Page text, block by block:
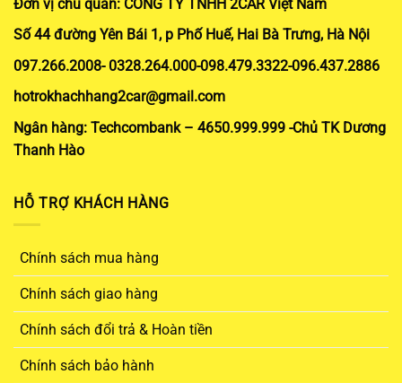
Đơn vị chủ quản: CÔNG TY TNHH 2CAR Việt Nam
Số 44 đường Yên Bái 1, p Phố Huế, Hai Bà Trưng, Hà Nội
097.266.2008- 0328.264.000-098.479.3322-096.437.2886
hotrokhachhang2car@gmail.com
Ngân hàng: Techcombank – 4650.999.999 -Chủ TK Dương
Thanh Hào
HỖ TRỢ KHÁCH HÀNG
Chính sách mua hàng
Chính sách giao hàng
Chính sách đổi trả & Hoàn tiền
Chính sách bảo hành